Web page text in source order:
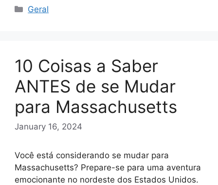
Categories
Geral
10 Coisas a Saber
ANTES de se Mudar
para Massachusetts
January 16, 2024
Você está considerando se mudar para
Massachusetts? Prepare-se para uma aventura
emocionante no nordeste dos Estados Unidos.